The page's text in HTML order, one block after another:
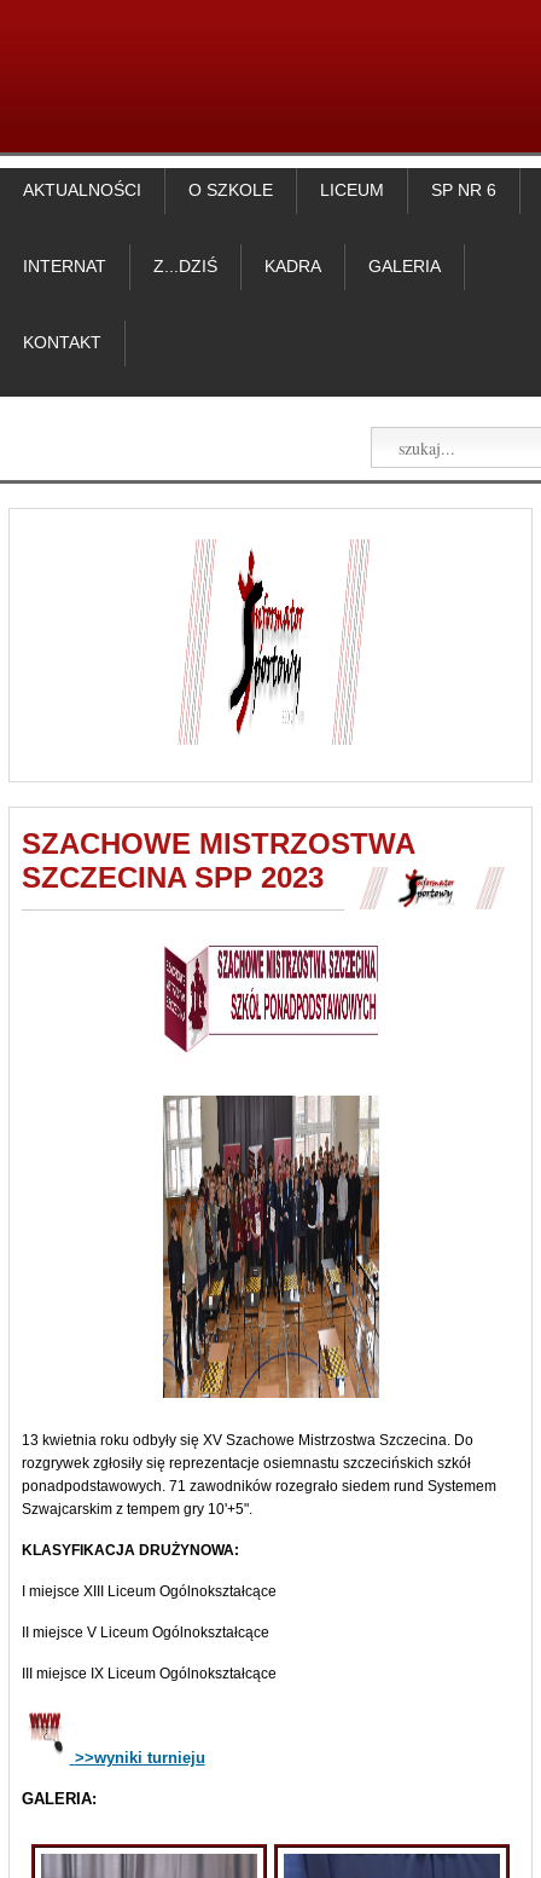
AKTUALNOŚCI O SZKOLE LICEUM SP NR 6
INTERNAT Z...DZIŚ KADRA GALERIA
KONTAKT
SZACHOWE MISTRZOSTWA
SZCZECINA SPP 2023
13 kwietnia roku odbyły się XV Szachowe Mistrzostwa Szczecina. Do
rozgrywek zgłosiły się reprezentacje osiemnastu szczecińskich szkół
ponadpodstawowych. 71 zawodników rozegrało siedem rund Systemem
Szwajcarskim z tempem gry 10'+5".
KLASYFIKACJA DRUŻYNOWA:
I miejsce XIII Liceum Ogólnokształcące
II miejsce V Liceum Ogólnokształcące
III miejsce IX Liceum Ogólnokształcące
>>wyniki turnieju
GALERIA: